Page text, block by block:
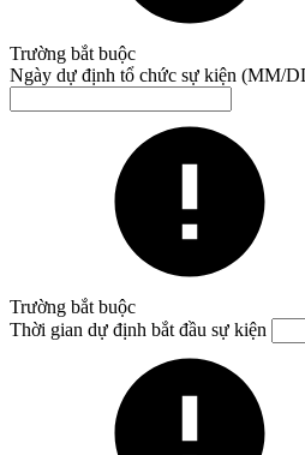
Trường bắt buộc
Ngày dự định tổ chức sự kiện (MM/
Trường bắt buộc
Thời gian dự định bắt đầu sự kiện